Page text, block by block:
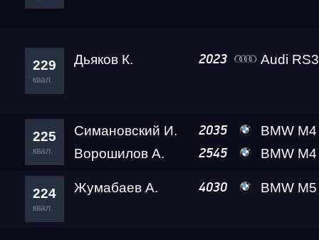
229
квал.
Дьяков К. 2023 Audi
225
квал.
Симановский И. 2035
BMW M4 Crazy
Ворошилов А.
2545 BMW M4
224
квал.
Жумабаев А. 4030 BMW M5